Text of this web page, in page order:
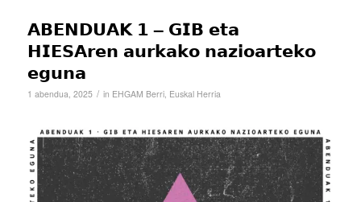
𝗔𝗕𝗘𝗡𝗗𝗨𝗔𝗞 𝟭 – 𝗚𝗜𝗕 𝗲𝘁𝗮
𝗛𝗜𝗘𝗦𝗔𝗿𝗲𝗻 𝗮𝘂𝗿𝗸𝗮𝗸𝗼 𝗻𝗮𝘇𝗶𝗼𝗮𝗿𝘁𝗲𝗸𝗼
𝗲𝗴𝘂𝗻𝗮
1 abendua, 2025 / in EHGAM Berri, Euskal Herria